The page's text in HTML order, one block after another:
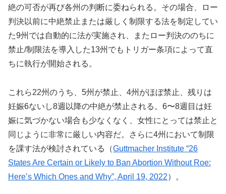
絶の可否が再び各州の判断に委ねられる。その場合、ロー
判決以前に中絶禁止または厳しく制限する法を制定してい
た9州では自動的に法が実施され、またロー判決ののちに
禁止/制限法を導入した13州でもトリガー条項によって直
ちに執行が開始される。
これら22州のうち、5州が禁止、4州がほぼ禁止、残りは
妊娠6ないし8週以降の中絶が禁止される。6〜8週目は妊
娠に気づかない場合も少なくなく、女性にとっては禁止と
同じように非常に厳しい内容だ。さらに4州において制限
を課す法が検討されている（Guttmacher Institute “26
States Are Certain or Likely to Ban Abortion Without Roe:
Here’s Which Ones and Why”, April 19, 2022）。